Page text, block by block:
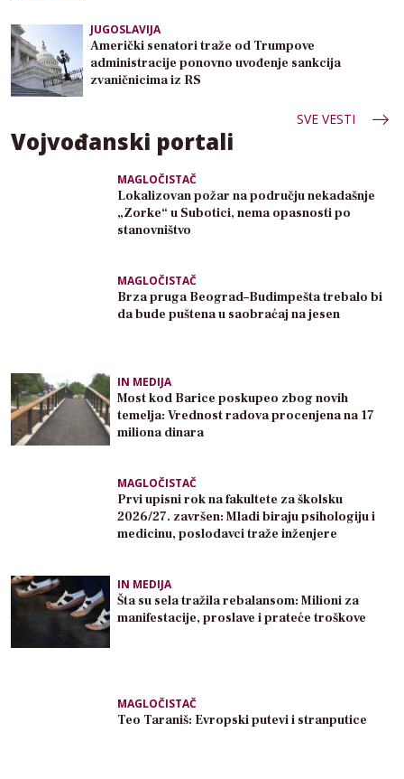
JUGOSLAVIJA
Američki senatori traže od Trumpove
administracije ponovno uvođenje sankcija
zvaničnicima iz RS
SVE VESTI
Vojvođanski portali
MAGLOČISTAČ
Lokalizovan požar na području nekadašnje
„Zorke“ u Subotici, nema opasnosti po
stanovništvo
MAGLOČISTAČ
Brza pruga Beograd–Budimpešta trebalo bi
da bude puštena u saobraćaj na jesen
IN MEDIJA
Most kod Barice poskupeo zbog novih
temelja: Vrednost radova procenjena na 17
miliona dinara
MAGLOČISTAČ
Prvi upisni rok na fakultete za školsku
2026/27. završen: Mladi biraju psihologiju i
medicinu, poslodavci traže inženjere
IN MEDIJA
Šta su sela tražila rebalansom: Milioni za
manifestacije, proslave i prateće troškove
MAGLOČISTAČ
Teo Taraniš: Evropski putevi i stranputice